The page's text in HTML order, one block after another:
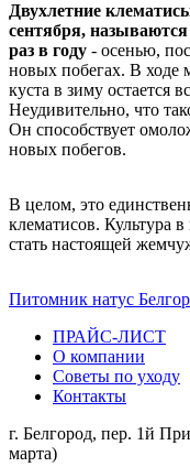
Двухлетние
сентября,
раз в году - осенью,
новых побегах. В ходе
куста в зиму остается
Неудивительно, что
Он способствует
новых побегов.
В целом, это
клематисов. Культура
стать настоящей
Питомник натус
ПРАЙС-ЛИСТ
О компании
Советы по уходу
Контакты
г. Белгород, пер. 1й
марта)